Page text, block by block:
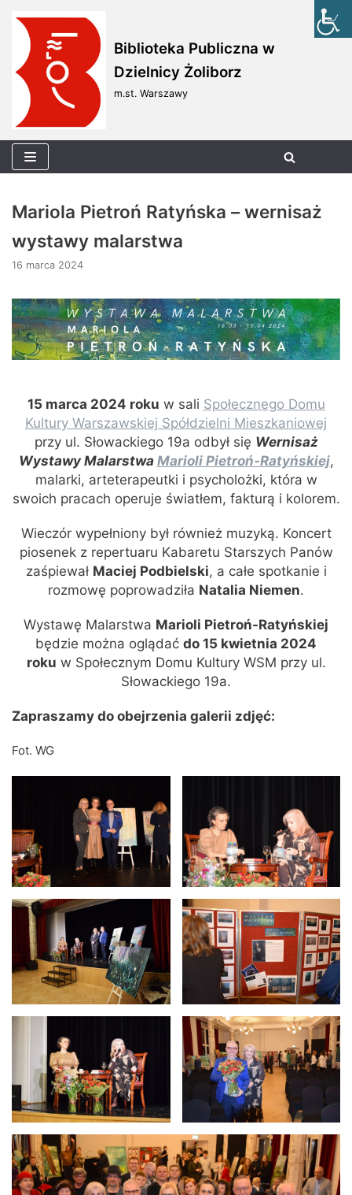
Skocz
do
treści
Biblioteka Publiczna w
Dzielnicy Żoliborz
m.st. Warszawy
Mariola Pietroń Ratyńska – wernisaż
wystawy malarstwa
16 marca 2024
15 marca 2024 roku w sali Społecznego Domu
Kultury Warszawskiej Spółdzielni Mieszkaniowej
przy ul. Słowackiego 19a odbył się Wernisaż
Wystawy Malarstwa Marioli Pietroń-Ratyńskiej,
malarki, arteterapeutki i psycholożki, która w
swoich pracach operuje światłem, fakturą i kolorem.
Wieczór wypełniony był również muzyką. Koncert
piosenek z repertuaru Kabaretu Starszych Panów
zaśpiewał Maciej Podbielski, a całe spotkanie i
rozmowę poprowadziła Natalia Niemen.
Wystawę Malarstwa Marioli Pietroń-Ratyńskiej
będzie można oglądać do 15 kwietnia 2024
roku w Społecznym Domu Kultury WSM przy ul.
Słowackiego 19a.
Zapraszamy do obejrzenia galerii zdjęć:
Fot. WG